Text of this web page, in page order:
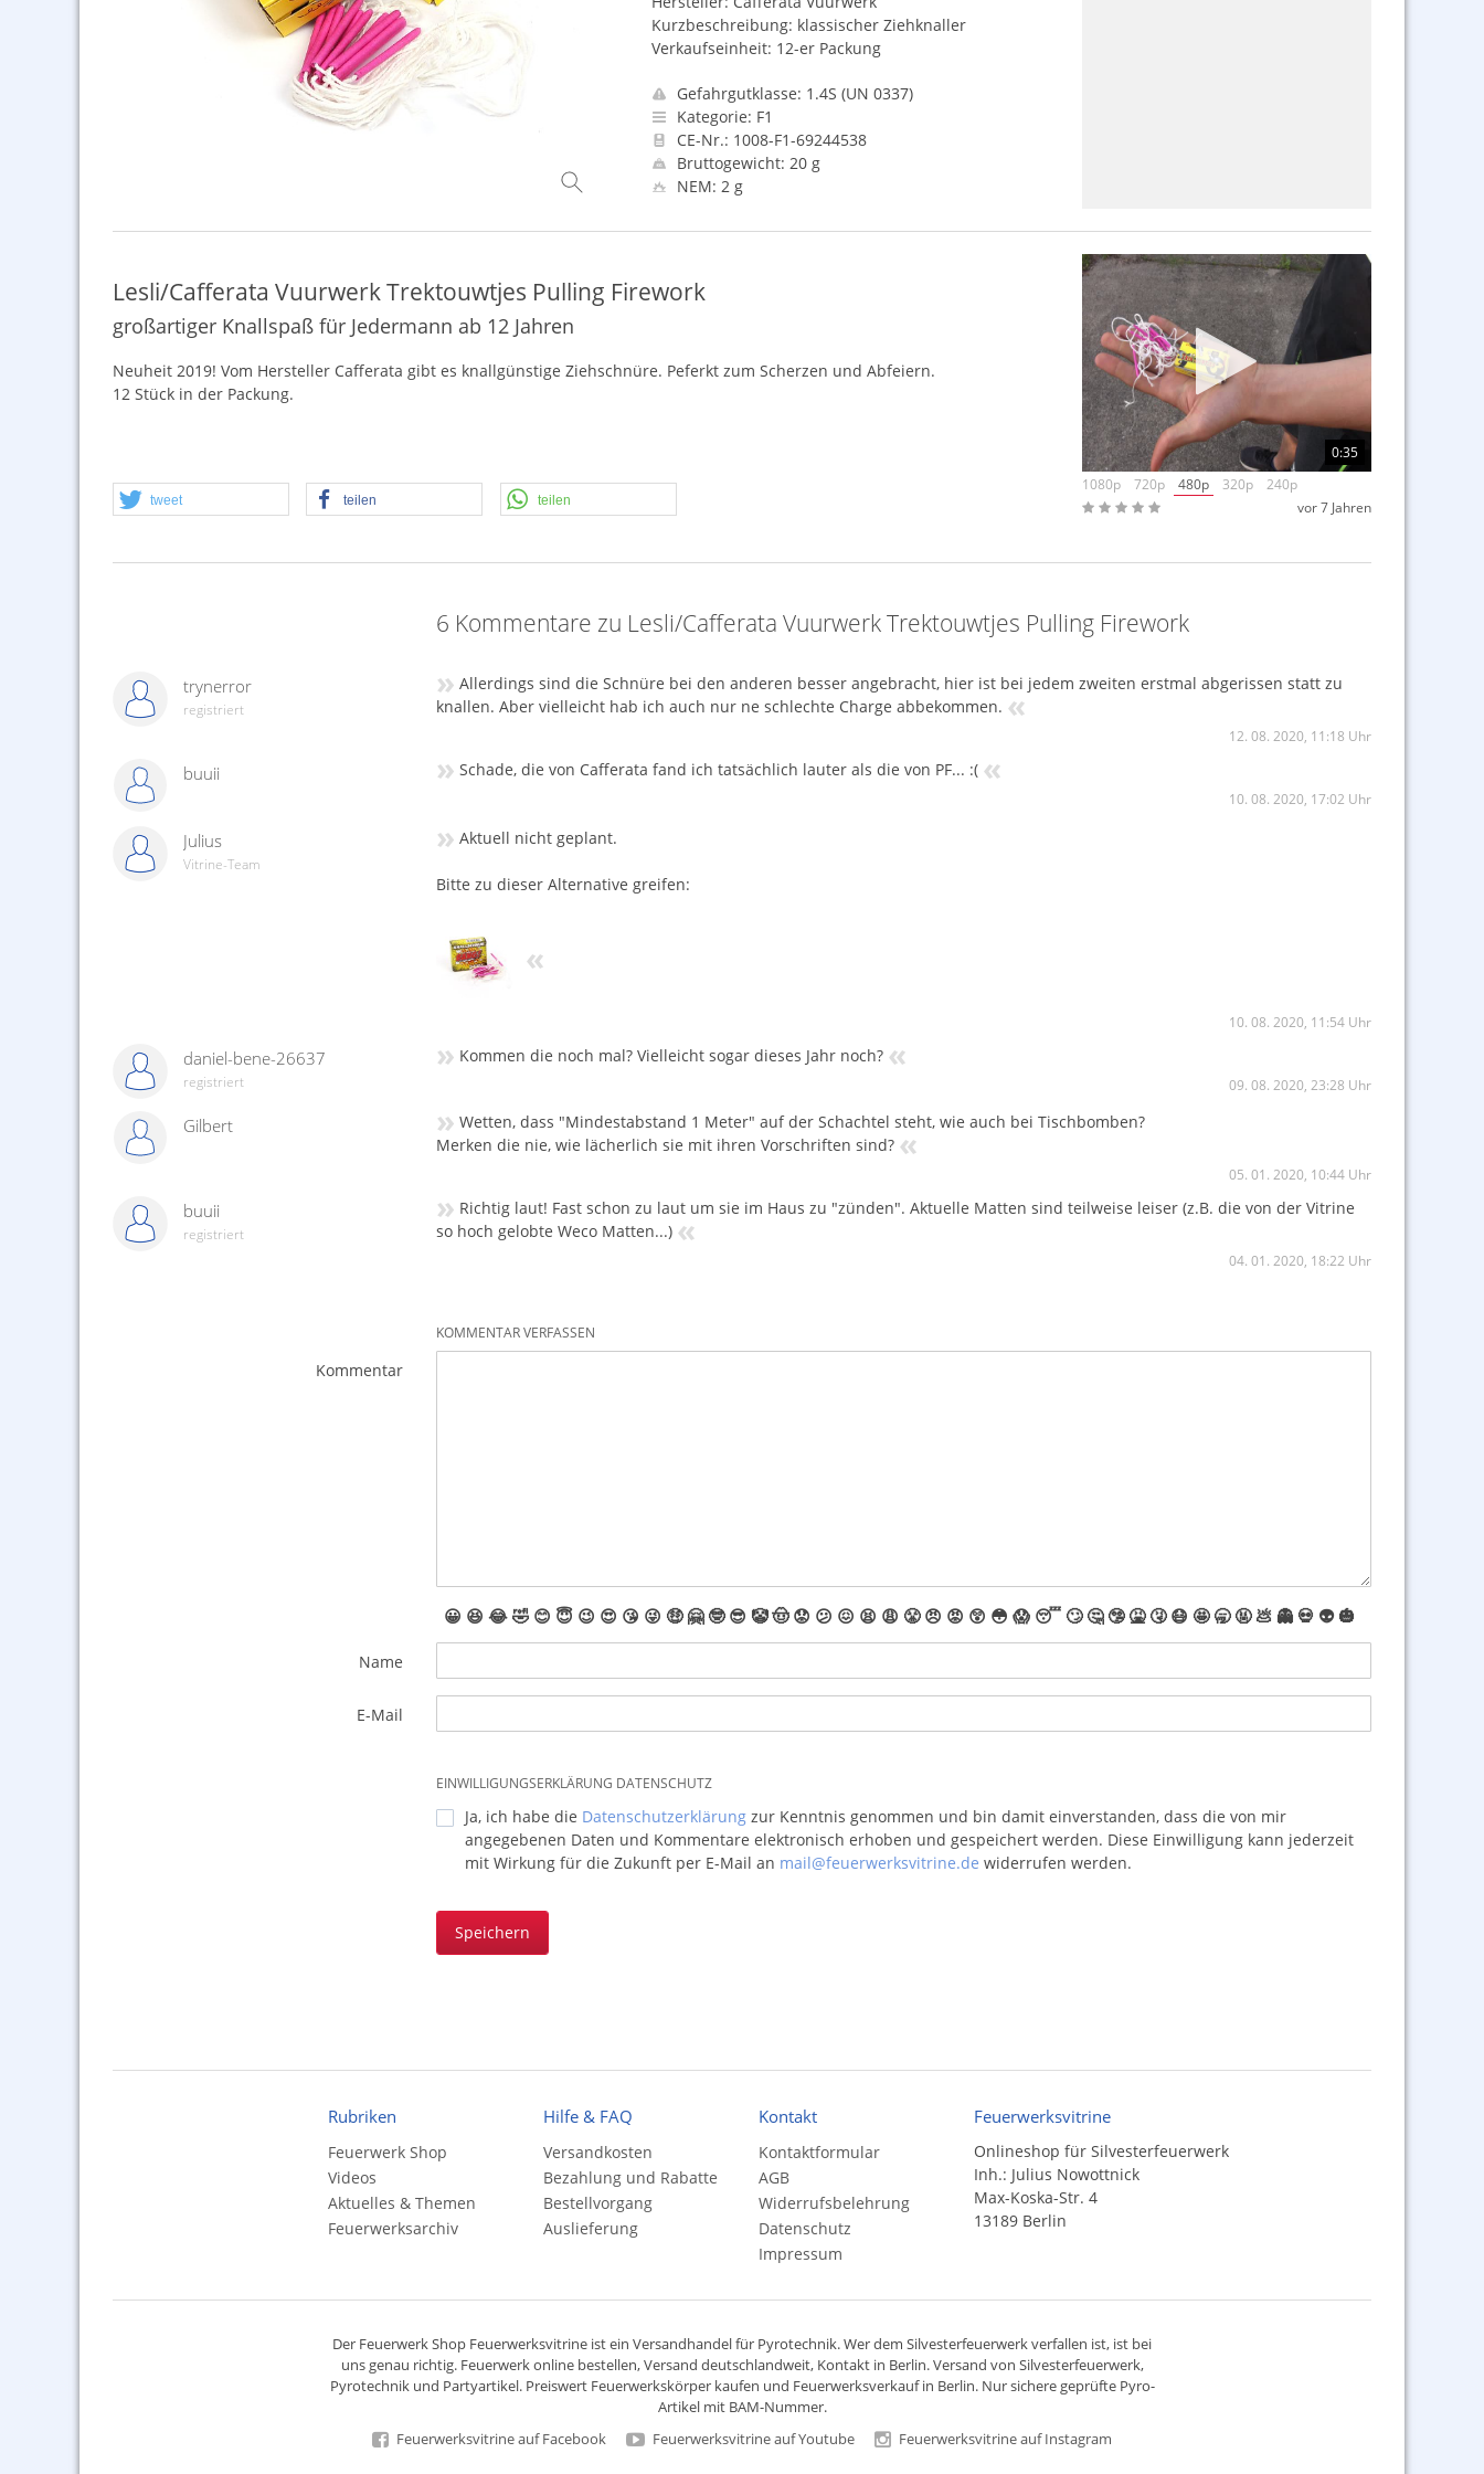
Kurzbeschreibung: klassischer Ziehknaller
Verkaufseinheit: 12-er Packung
Gefahrgutklasse: 1.4S (UN 0337)
Kategorie: F1
CE-Nr.: 1008-F1-69244538
Bruttogewicht: 20 g
NEM: 2 g
Lesli/Cafferata Vuurwerk Trektouwtjes Pulling Firework
großartiger Knallspaß für Jedermann ab 12 Jahren
Neuheit 2019! Vom Hersteller Cafferata gibt es knallgünstige Ziehschnüre. Peferkt zum Scherzen und Abfeiern.
12 Stück in der Packung.
tweet teilen teilen
0:35
1080p
720p 480p 320p
240p
vor 7 Jahren
6 Kommentare zu Lesli/Cafferata Vuurwerk Trektouwtjes Pulling Firework
trynerror
registriert
» Allerdings sind die Schnüre bei den anderen besser angebracht, hier ist bei jedem zweiten erstmal abgerissen statt zu
knallen. Aber vielleicht hab ich auch nur ne schlechte Charge abbekommen. «
12. 08. 2020, 11:18 Uhr
buuii » Schade, die von Cafferata fand ich tatsächlich lauter als die von PF... :( «
10. 08. 2020, 17:02 Uhr
Julius
Vitrine-Team
» Aktuell nicht geplant.
Bitte zu dieser Alternative greifen:
«
10. 08. 2020, 11:54 Uhr
daniel-bene-26637
registriert
» Kommen die noch mal? Vielleicht sogar dieses Jahr noch? «
09. 08. 2020, 23:28 Uhr
Gilbert » Wetten, dass "Mindestabstand 1 Meter" auf der Schachtel steht, wie auch bei Tischbomben?
Merken die nie, wie lächerlich sie mit ihren Vorschriften sind? «
05. 01. 2020, 10:44 Uhr
buuii
registriert
» Richtig laut! Fast schon zu laut um sie im Haus zu "zünden". Aktuelle Matten sind teilweise leiser (z.B. die von der Vitrine
so hoch gelobte Weco Matten...) «
04. 01. 2020, 18:22 Uhr
KOMMENTAR VERFASSEN
Kommentar
😀 😆 😂🤣 😊 😇 😉 😍 😘 😜 🤑 🤗 🤓 😎 🤡🤠 😟 😕 😖 😫 😩 😤 😠 😡 😲 😳 😱 😴 🙄 🤔 🤥 🤮 🤧 😷 🤩 🥱 🤬 💩 👻 💀 👽 🎃
Name
E-Mail
EINWILLIGUNGSERKLÄRUNG DATENSCHUTZ
Ja, ich habe die Datenschutzerklärungzur Kenntnis genommen und bin damit einverstanden, dass die von mir
angegebenen Daten und Kommentare elektronisch erhoben und gespeichert werden. Diese Einwilligung kann jederzeit
mit Wirkung für die Zukunft per E-Mail an mail@feuerwerksvitrine.de widerrufen werden.
Speichern
Rubriken
Feuerwerk Shop
Videos
Aktuelles & Themen
Feuerwerksarchiv
Hilfe & FAQ
Versandkosten
Bezahlung und Rabatte
Bestellvorgang
Auslieferung
Kontakt
Kontaktformular
AGB
Widerrufsbelehrung
Datenschutz
Impressum
Feuerwerksvitrine
Onlineshop für Silvesterfeuerwerk
Inh.: Julius Nowottnick
Max-Koska-Str. 4
13189 Berlin
Der Feuerwerk Shop Feuerwerksvitrine ist ein Versandhandelfür Pyrotechnik. Wer dem Silvesterfeuerwerk verfallen ist, ist bei
uns genau richtig. Feuerwerk online bestellen,Versand deutschlandweit, Kontakt in Berlin. Versand von Silvesterfeuerwerk,
Pyrotechnikund Partyartikel. Preiswert Feuerwerkskörperkaufen und Feuerwerksverkauf in Berlin. Nur sichere geprüfte Pyro-
Artikel mit BAM-Nummer.
Feuerwerksvitrine auf Facebook
Feuerwerksvitrine auf Youtube Feuerwerksvitrine auf Instagram